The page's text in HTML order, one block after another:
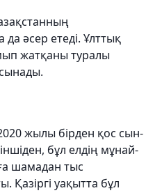
әсер етеді. Ұлттық
жатқаны туралы
жылы бірден қос сын-
бұл елдің мұнай-
шамадан тыс
Қазіргі уақытта бұл